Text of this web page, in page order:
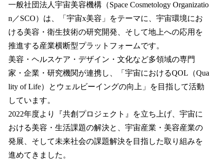
一般社団法人宇宙美容機構（Space Cosmetology Organizatio
n／SCO）は、「宇宙x美容」をテーマに、宇宙環境にお
ける美容・衛生技術の研究開発、そして地上への応用を
推進する産業横断型プラットフォームです。
美容・ヘルスケア・デザイン・文化など多領域の専門
家・企業・研究機関が連携し、「宇宙におけるQOL（Qua
lity of Life）とウェルビーイングの向上」を目指して活動
しています。
2022年度より『共創プロジェクト』を立ち上げ、宇宙に
おける美容・生活課題の解決と、宇宙産業・美容産業の
発展、そして未来社会の課題解決を目指した取り組みを
進めてきました。